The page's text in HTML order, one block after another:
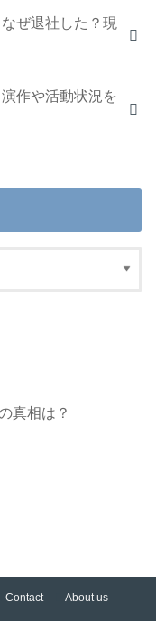
ぜ退社した？現
作や活動状況を
真相は？
Contact About us